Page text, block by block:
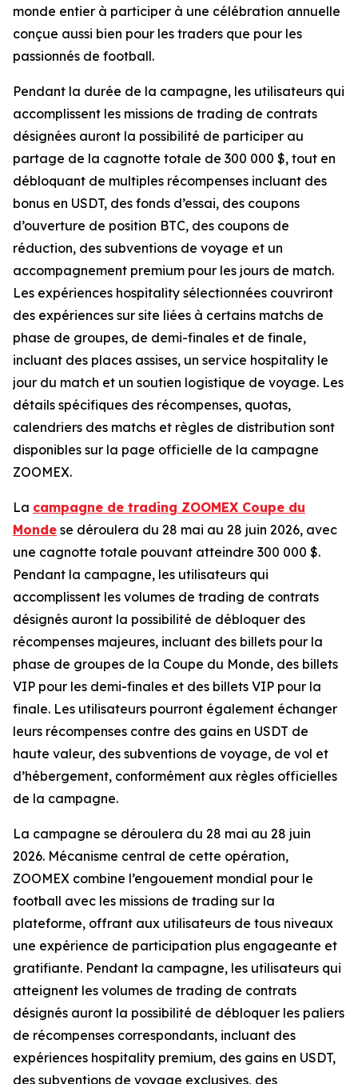
monde entier à participer à une célébration annuelle
conçue aussi bien pour les traders que pour les
passionnés de football.
Pendant la durée de la campagne, les utilisateurs qui
accomplissent les missions de trading de contrats
désignées auront la possibilité de participer au
partage de la cagnotte totale de 300 000 $, tout en
débloquant de multiples récompenses incluant des
bonus en USDT, des fonds d’essai, des coupons
d’ouverture de position BTC, des coupons de
réduction, des subventions de voyage et un
accompagnement premium pour les jours de match.
Les expériences hospitality sélectionnées couvriront
des expériences sur site liées à certains matchs de
phase de groupes, de demi-finales et de finale,
incluant des places assises, un service hospitality le
jour du match et un soutien logistique de voyage. Les
détails spécifiques des récompenses, quotas,
calendriers des matchs et règles de distribution sont
disponibles sur la page officielle de la campagne
ZOOMEX.
La campagne de trading ZOOMEX Coupe du
Monde se déroulera du 28 mai au 28 juin 2026, avec
une cagnotte totale pouvant atteindre 300 000 $.
Pendant la campagne, les utilisateurs qui
accomplissent les volumes de trading de contrats
désignés auront la possibilité de débloquer des
récompenses majeures, incluant des billets pour la
phase de groupes de la Coupe du Monde, des billets
VIP pour les demi-finales et des billets VIP pour la
finale. Les utilisateurs pourront également échanger
leurs récompenses contre des gains en USDT de
haute valeur, des subventions de voyage, de vol et
d’hébergement, conformément aux règles officielles
de la campagne.
La campagne se déroulera du 28 mai au 28 juin
2026. Mécanisme central de cette opération,
ZOOMEX combine l’engouement mondial pour le
football avec les missions de trading sur la
plateforme, offrant aux utilisateurs de tous niveaux
une expérience de participation plus engageante et
gratifiante. Pendant la campagne, les utilisateurs qui
atteignent les volumes de trading de contrats
désignés auront la possibilité de débloquer les paliers
de récompenses correspondants, incluant des
expériences hospitality premium, des gains en USDT,
des subventions de voyage exclusives, des